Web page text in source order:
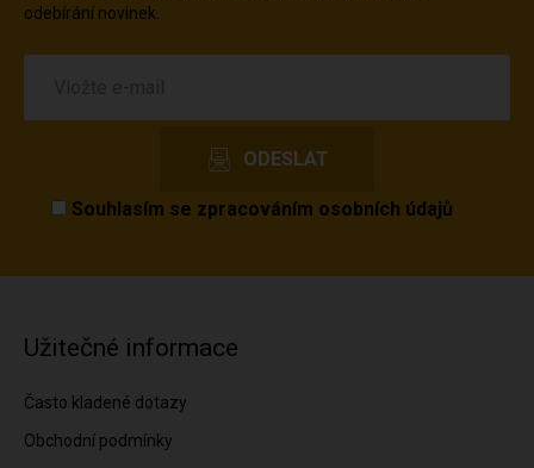
odebírání novinek.
Souhlasím se zpracováním osobních údajů
Užitečné informace
Často kladené dotazy
Obchodní podmínky